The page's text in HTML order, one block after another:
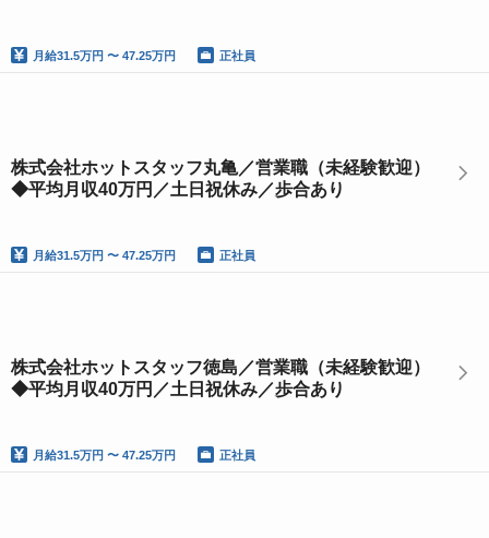
月給31.5万円 〜 47.25万円 正社員
株式会社ホットスタッフ丸亀／営業職（未経験歓迎）
◆平均月収40万円／土日祝休み／歩合あり
月給31.5万円 〜 47.25万円 正社員
株式会社ホットスタッフ徳島／営業職（未経験歓迎）
◆平均月収40万円／土日祝休み／歩合あり
月給31.5万円 〜 47.25万円 正社員